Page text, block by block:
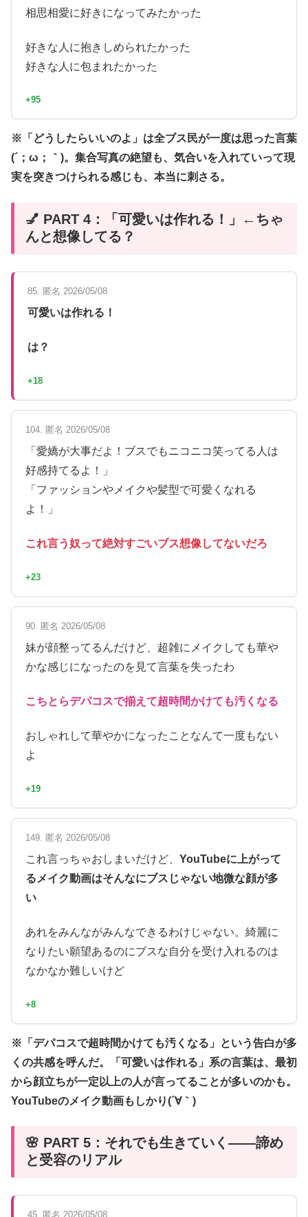
相思相愛に好きになってみたかった
好きな人に抱きしめられたかった
好きな人に包まれたかった
+95
※「どうしたらいいのよ」は全ブス民が一度は思った言葉
(´；ω；｀)。集合写真の絶望も、気合いを入れていって現
実を突きつけられる感じも、本当に刺さる。
💅 PART 4：「可愛いは作れる！」←ちゃ
んと想像してる？
85. 匿名 2026/05/08
可愛いは作れる！
は？
+18
104. 匿名 2026/05/08
「愛嬌が大事だよ！ブスでもニコニコ笑ってる人は
好感持てるよ！」
「ファッションやメイクや髪型で可愛くなれる
よ！」
これ言う奴って絶対すごいブス想像してないだろ
+23
90. 匿名 2026/05/08
妹が顔整ってるんだけど、超雑にメイクしても華や
かな感じになったのを見て言葉を失ったわ
こちとらデパコスで揃えて超時間かけても汚くなる
おしゃれして華やかになったことなんて一度もない
よ
+19
149. 匿名 2026/05/08
これ言っちゃおしまいだけど、 YouTubeに上がって
るメイク動画はそんなにブスじゃない地微な顔が多
い
あれをみんながみんなできるわけじゃない。綺麗に
なりたい願望あるのにブスな自分を受け入れるのは
なかなか難しいけど
+8
※「デパコスで超時間かけても汚くなる」という告白が多
くの共感を呼んだ。「可愛いは作れる」系の言葉は、最初
から顔立ちが一定以上の人が言ってることが多いのかも。
YouTubeのメイク動画もしかり(´∀｀)
🌸 PART 5：それでも生きていく——諦め
と受容のリアル
45. 匿名 2026/05/08